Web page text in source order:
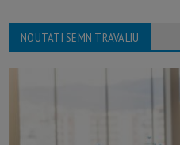
NOUTATI SEMN TRAVALIU